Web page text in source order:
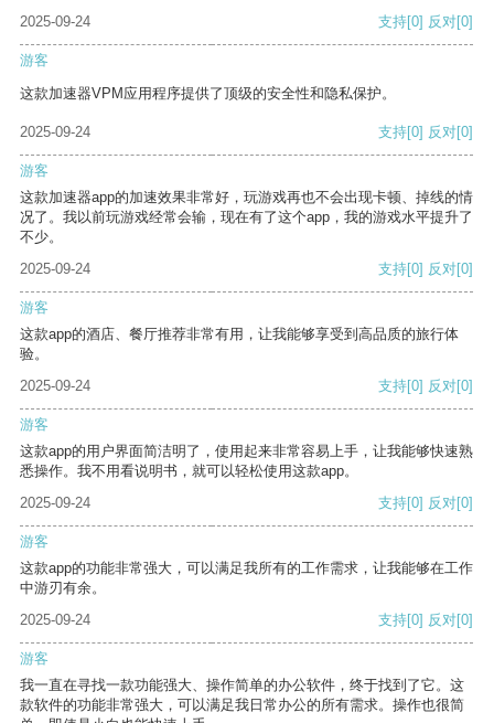
2025-09-24 支持[0] 反对[0]
游客
这款加速器VPM应用程序提供了顶级的安全性和隐私保护。
2025-09-24 支持[0] 反对[0]
游客
这款加速器app的加速效果非常好，玩游戏再也不会出现卡顿、掉线的情
况了。我以前玩游戏经常会输，现在有了这个app，我的游戏水平提升了
不少。
2025-09-24
支持[0] 反对[0]
游客
这款app的酒店、餐厅推荐非常有用，让我能够享受到高品质的旅行体
验。
2025-09-24
支持[0] 反对[0]
游客
这款app的用户界面简洁明了，使用起来非常容易上手，让我能够快速熟
悉操作。我不用看说明书，就可以轻松使用这款app。
2025-09-24
支持[0] 反对[0]
游客
这款app的功能非常强大，可以满足我所有的工作需求，让我能够在工作
中游刃有余。
2025-09-24
支持[0] 反对[0]
游客
我一直在寻找一款功能强大、操作简单的办公软件，终于找到了它。这
款软件的功能非常强大，可以满足我日常办公的所有需求。操作也很简